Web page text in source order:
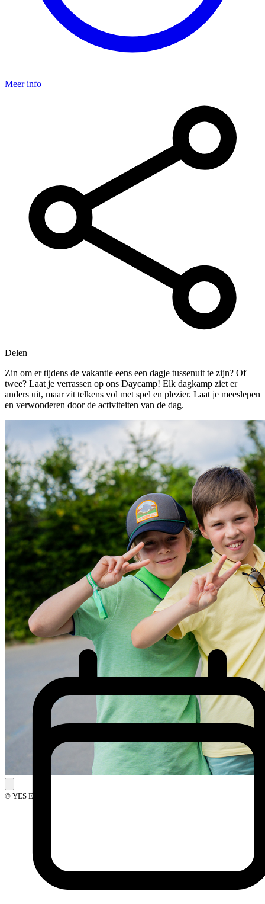
Meer info
Delen
Zin om er tijdens de vakantie eens een dagje tussenuit te zijn? Of
twee? Laat je verrassen op ons Daycamp! Elk dagkamp ziet er
anders uit, maar zit telkens vol met spel en plezier. Laat je meeslepen
en verwonderen door de activiteiten van de dag.
© YES Events